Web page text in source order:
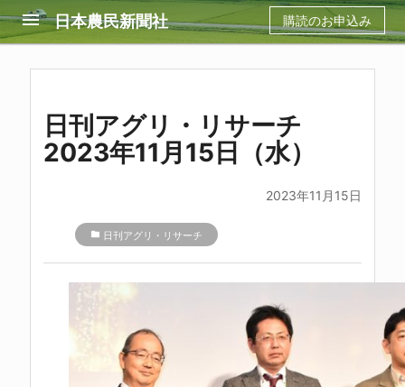
menu 日本農民新聞社 購読のお申込み
日刊アグリ・リサーチ
2023年11月15日（水）
2023年11月15日
folder 日刊アグリ・リサーチ